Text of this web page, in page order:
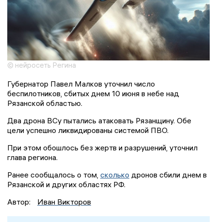
© нейросеть Регина
Губернатор Павел Малков уточнил число
беспилотников, сбитых днем 10 июня в небе над
Рязанской областью.
Два дрона ВСу пытались атаковать Рязанщину. Обе
цели успешно ликвидированы системой ПВО.
При этом обошлось без жертв и разрушений, уточнил
глава региона.
Ранее сообщалось о том, сколько дронов сбили днем в
Рязанской и других областях РФ.
Автор:
Иван Викторов